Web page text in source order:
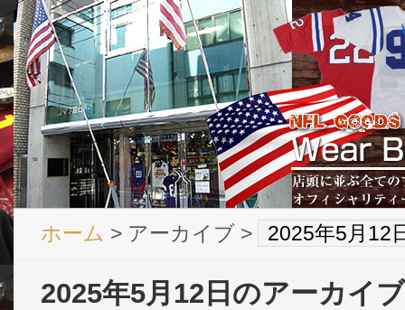
ホーム > アーカイブ > 2025年5月12
2025年5月12日のアーカイブ